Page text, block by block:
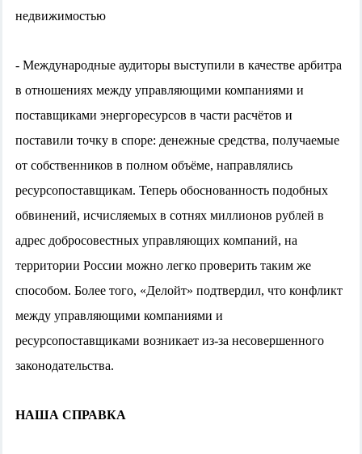
недвижимостью
- Международные аудиторы выступили в качестве арбитра
в отношениях между управляющими компаниями и
поставщиками энергоресурсов в части расчётов и
поставили точку в споре: денежные средства, получаемые
от собственников в полном объёме, направлялись
ресурсопоставщикам. Теперь обоснованность подобных
обвинений, исчисляемых в сотнях миллионов рублей в
адрес добросовестных управляющих компаний, на
территории России можно легко проверить таким же
способом. Более того, «Делойт» подтвердил, что конфликт
между управляющими компаниями и
ресурсопоставщиками возникает из-за несовершенного
законодательства.
НАША СПРАВКА